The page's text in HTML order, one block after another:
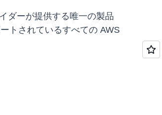
ダーが提供する唯一の製品
トされているすべての AWS